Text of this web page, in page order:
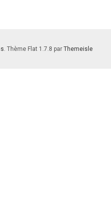
. Thème Flat 1.7.8 par Themeisle